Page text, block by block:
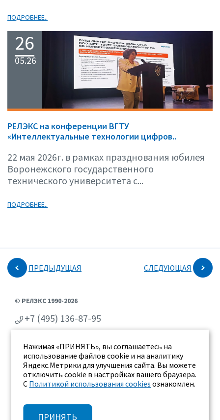
ПОДРОБНЕЕ..
26
05.26
РЕЛЭКС на конференции ВГТУ
«Интеллектуальные технологии цифров..
22 мая 2026г. в рамках празднования юбилея
Воронежского государственного
технического университета с...
ПОДРОБНЕЕ..
ПРЕДЫДУЩАЯ СЛЕДУЮЩАЯ
Нажимая «ПРИНЯТЬ», вы соглашаетесь на
использование файлов cookie и на аналитику
Яндекс.Метрики для улучшения сайта. Вы можете
отключить cookie в настройках вашего браузера.
С Политикой использования cookies ознакомлен.
ПРИНЯТЬ
© РЕЛЭКС 1990-2026
+7 (495) 136-87-95
г. Воронеж, ул. Бахметьева 2Б